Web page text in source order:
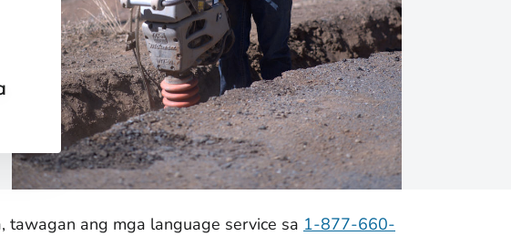
tawagan ang mga language service sa 1-877-660-